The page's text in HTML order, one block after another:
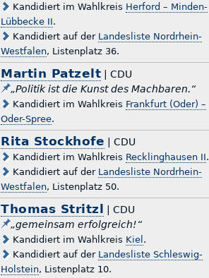
Kandidiert im Wahlkreis Herford – Minden-
Lübbecke II.
Kandidiert auf der Landesliste Nordrhein-
Westfalen, Listenplatz 36.
Martin Patzelt | CDU
„Politik ist die Kunst des Machbaren.“
Kandidiert im Wahlkreis Frankfurt (Oder) –
Oder-Spree.
Rita Stockhofe | CDU
Kandidiert im Wahlkreis Recklinghausen II.
Kandidiert auf der Landesliste Nordrhein-
Westfalen, Listenplatz 50.
Thomas Stritzl | CDU
„gemeinsam erfolgreich!“
Kandidiert im Wahlkreis Kiel .
Kandidiert auf der Landesliste Schleswig-
Holstein, Listenplatz 10.